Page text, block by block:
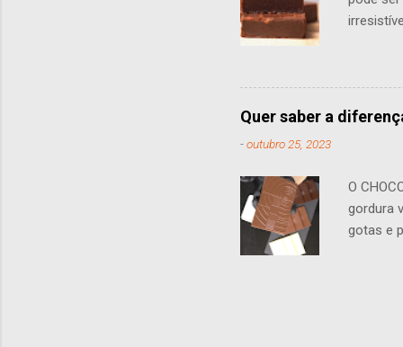
Hotel,
“ fudgy
Quer saber a
-outubro 25, 2023
O
gordura
gotas e
trufas e